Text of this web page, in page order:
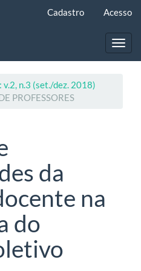
Cadastro Acesso
v.2, n.3 (set./dez. 2018)
PROFESSORES
da
na
do